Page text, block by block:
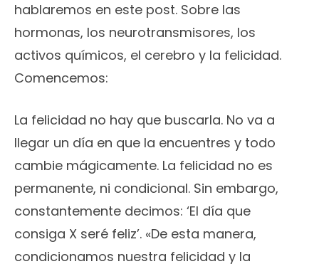
hablaremos en este post. Sobre las
hormonas, los neurotransmisores, los
activos químicos, el cerebro y la felicidad.
Comencemos:
La felicidad no hay que buscarla. No va a
llegar un día en que la encuentres y todo
cambie mágicamente. La felicidad no es
permanente, ni condicional. Sin embargo,
constantemente decimos: ‘El día que
consiga X seré feliz’. «De esta manera,
condicionamos nuestra felicidad y la